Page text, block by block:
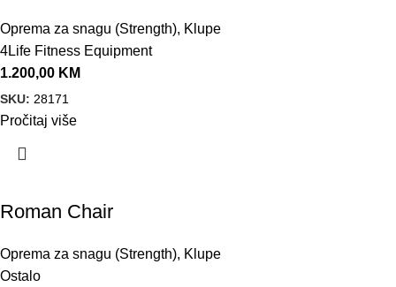
Oprema za snagu (Strength), Klupe
4Life Fitness Equipment
1.200,00 KM
SKU: 28171
Pročitaj više
Roman Chair
Oprema za snagu (Strength), Klupe
Ostalo